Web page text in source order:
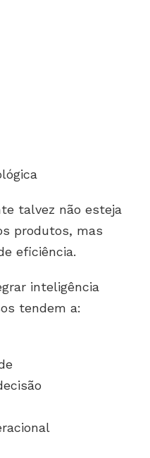
talvez não esteja
produtos, mas
eficiência.
inteligência
tendem a: